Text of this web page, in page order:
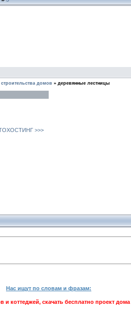
домов » деревянные лестницы
>>>
Нас ищут по словам и фразам:
коттеджей, скачать бесплатно проект